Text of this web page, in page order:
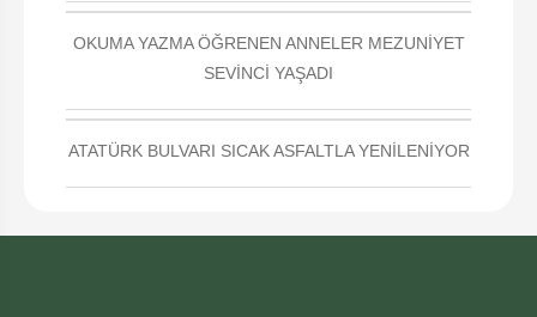
OKUMA YAZMA ÖĞRENEN ANNELER MEZUNİYET
SEVİNCİ YAŞADI
ATATÜRK BULVARI SICAK ASFALTLA YENİLENİYOR